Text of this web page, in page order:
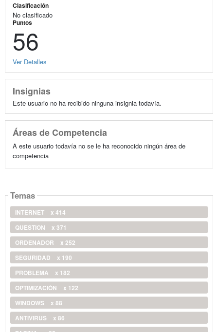
Clasificación
No clasificado
Puntos
56
Ver Detalles
Insignias
Este usuario no ha recibido ninguna insignia todavía.
Áreas de Competencia
A este usuario todavía no se le ha reconocido ningún área de
competencia
Temas
INTERNET
x 414
QUESTION
x 371
ORDENADOR
x 252
SEGURIDAD
x 190
PROBLEMA
x 182
OPTIMIZACIÓN
x 122
WINDOWS
x 88
ANTIVIRUS
x 86